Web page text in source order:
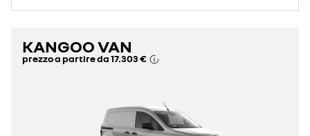
KANGOO VAN
prezzo a partire da17.303 €